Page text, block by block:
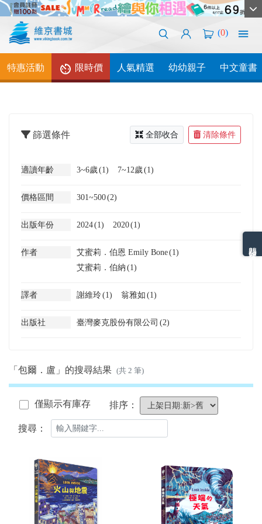
(0)
特惠活動 限時價 人氣精選 幼幼親子 中文童書
篩選條件 全部收合 清除條件
適讀年齡 3~6歲(1) 7~12歲(1)
價格區間 301~500(2)
出版年份 2024(1) 2020(1)
作者 艾蜜莉．伯恩 Emily Bone(1)
艾蜜莉．伯納(1)
譯者 謝維玲(1) 翁雅如(1)
出版社 臺灣麥克股份有限公司 (2)
「包爾．盧」的搜尋結果 (共 2 筆)
僅顯示有庫存 排序：
搜尋：